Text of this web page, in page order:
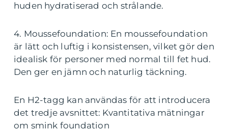
huden hydratiserad och strålande.
4. Moussefoundation: En moussefoundation
är lätt och luftig i konsistensen, vilket gör den
idealisk för personer med normal till fet hud.
Den ger en jämn och naturlig täckning.
En H2-tagg kan användas för att introducera
det tredje avsnittet: Kvantitativa mätningar
om smink foundation